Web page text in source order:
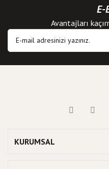
E-
Avantajları
KURUMSAL